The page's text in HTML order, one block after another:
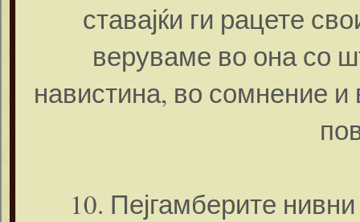
ставајќи ги рацете
веруваме во она со
навистина, во сомнение
10. Пејгамберите